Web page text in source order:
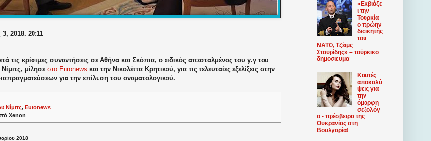
2018. 20:11
τις κρίσιμες συναντήσεις σε Αθήνα και Σκόπια, ο ειδικός απεσταλμένος του γ.γ του
μίλησε στο Euronews και την Νικολέττα Κρητικού, για τις τελευταίες εξελίξεις στην
για την επίλυση του ονοματολογικού.
Νίμιτς, Euronews
Xenon
2018
«Εκβιάζε
ι την
Τουρκία
ο πρώην
διοικητής
του
ΝΑΤΟ, Τζέιμς
Σταυρίδης» – τούρκικο
δημοσίευμα
Καυτές
αποκαλύ
ψεις για
την
όμορφη
σεξολόγ
ο - πρέσβειρα της
Ουκρανίας στη
Βουλγαρία!